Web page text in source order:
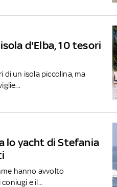
d'Elba, 10 tesori
di un isola piccolina, ma
lo yacht di Stefania
hanno avvolto
e il...